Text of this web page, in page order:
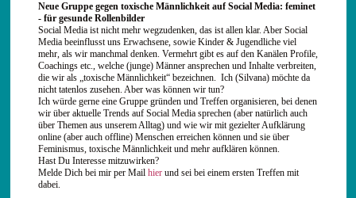
Neue Gruppe gegen toxische Männlichkeit auf Social Media: feminet
- für gesunde Rollenbilder
Social Media ist nicht mehr wegzudenken, das ist allen klar. Aber Social
Media beeinflusst uns Erwachsene, sowie Kinder & Jugendliche viel
mehr, als wir manchmal denken. Vermehrt gibt es auf den Kanälen Profile,
Coachings etc., welche (junge) Männer ansprechen und Inhalte verbreiten,
die wir als „toxische Männlichkeit“ bezeichnen. Ich (Silvana) möchte da
nicht tatenlos zusehen. Aber was können wir tun?
Ich würde gerne eine Gruppe gründen und Treffen organisieren, bei denen
wir über aktuelle Trends auf Social Media sprechen (aber natürlich auch
über Themen aus unserem Alltag) und wie wir mit gezielter Aufklärung
online (aber auch offline) Menschen erreichen können und sie über
Feminismus, toxische Männlichkeit und mehr aufklären können.
Hast Du Interesse mitzuwirken?
Melde Dich bei mir per Mail hierund sei bei einem ersten Treffen mit
dabei.